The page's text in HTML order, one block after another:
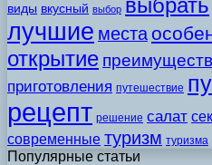
виды вкусный выбор
лучшие места
открытие
приготовления путешествие
рецепт решение салат
современные туризм туризма
Популярные статьи